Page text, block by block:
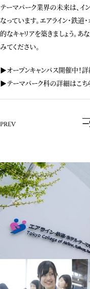
テーマパーク業界の未来は、イ
なっています。エアライン・鉄
的なキャリアを築きましょう。
みてください。
▶︎オープンキャンパス開催中！
▶︎テーマパーク科の詳細はこち
PREV